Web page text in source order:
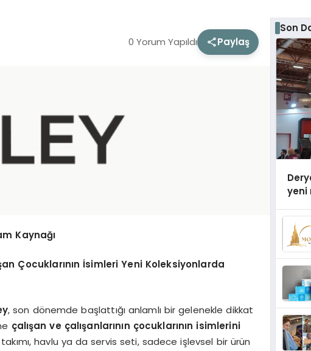
0 Yorum Yapıldı Paylaş
Kaynağı
Çocuklarının İsimleri Yeni Koleksiyonlarda
, son dönemde başlattığı anlamlı bir gelenekle dikkat
çalışan ve çalışanlarının çocuklarının isimlerini
havlu ya da servis seti, sadece işlevsel bir ürün
Son
yeni